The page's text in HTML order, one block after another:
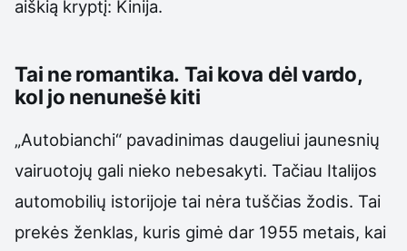
aiškią kryptį: Kinija.
Tai ne romantika. Tai kova dėl vardo,
kol jo nenunešė kiti
„Autobianchi“ pavadinimas daugeliui jaunesnių
vairuotojų gali nieko nebesakyti. Tačiau Italijos
automobilių istorijoje tai nėra tuščias žodis. Tai
prekės ženklas, kuris gimė dar 1955 metais, kai